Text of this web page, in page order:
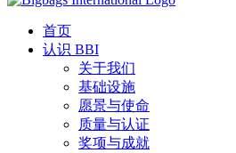
首页
认识 BBI
关于我们
基础设施
愿景与使命
质量与认证
奖项与成就